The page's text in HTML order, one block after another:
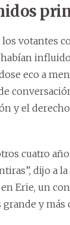
votantes
eco a
y el
cuatro
dijo a la
Erie, un
y más